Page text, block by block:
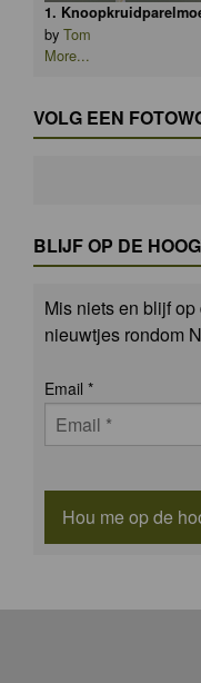
1.
by Tom
More...
VOLG EEN
BLIJF OP DE
Mis niets en blijf
nieuwtjes rondom
Email *
Hou me op de